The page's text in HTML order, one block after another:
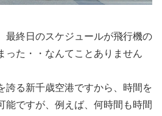
最終日のスケジュールが飛行機の
った・・なんてことありません
誇る新千歳空港ですから、時間を
能ですが、例えば、何時間も時間